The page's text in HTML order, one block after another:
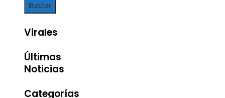
Virales
Últimas
Noticias
Categorías